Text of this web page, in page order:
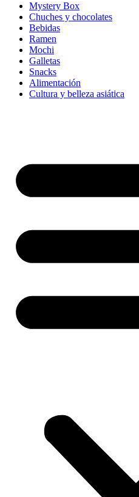
Mystery Box
Chuches y chocolates
Bebidas
Ramen
Mochi
Galletas
Snacks
Alimentación
Cultura y belleza asiática